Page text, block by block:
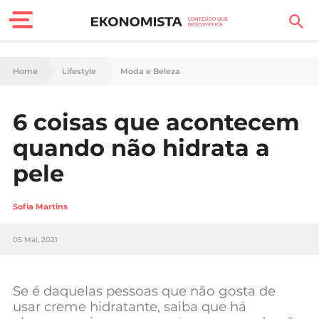
Finanças Pessoais
Carreira
Casa
Lifestyle
Sociedade
Negócios
Home Lifestyle Moda e Beleza
6 coisas que acontecem
quando não hidrata a
pele
Sofia Martins
05 Mai, 2021
Se é daquelas pessoas que não gosta de
usar creme hidratante, saiba que há